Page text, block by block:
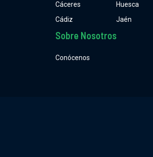
Cáceres
Cádiz
Huesca
Jaén
Sobre Nosotros
Conócenos